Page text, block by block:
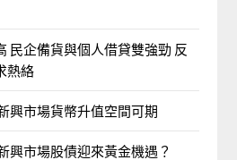
民企備貨與個人借貸雙強勁 反
熱絡
興市場貨幣升值空間可期
興市場股債迎來黃金機遇？